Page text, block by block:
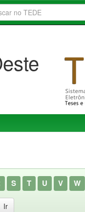
S T U V W